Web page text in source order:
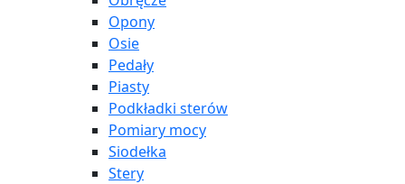
Opony
Osie
Pedały
Piasty
Podkładki sterów
Pomiary mocy
Siodełka
Stery